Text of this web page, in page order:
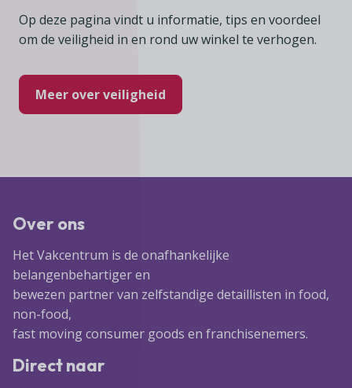
Op deze pagina vindt u informatie, tips en voordeel
om de veiligheid in en rond uw winkel te verhogen.
Meer over veiligheid
Over ons
Het Vakcentrum is de onafhankelijke
belangenbehartiger en
bewezen partner van zelfstandige detaillisten in food,
non-food,
fast moving consumer goods en franchisenemers.
Direct naar